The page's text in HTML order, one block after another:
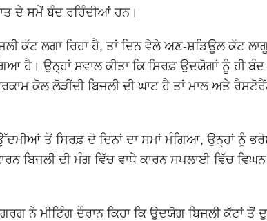
ਦੇ ਸਮੇਂ ਬੰਦ ਰਹਿੰਦੀਆਂ ਹਨ।
ਕੱਟ ਲਗਾ ਰਿਹਾ ਹੈ, ਤਾਂ ਦਿਨ ਵੇਲੇ ਅਣ-ਸ਼ਡਿਊਲ ਕੱਟ
ਹੈ। ਉਨ੍ਹਾਂ ਸਵਾਲ ਕੀਤਾ ਕਿ ਸਿਰਫ਼ ਉਦਯੋਗਾਂ ਨੂੰ ਹੀ ਬੰਦ
ਕੋਲ ਲੋੜੀਂਦੀ ਬਿਜਲੀ ਦੀ ਘਾਟ ਹੈ ਤਾਂ ਮਾਲ ਅਤੇ
ਤੋਂ ਸਿਰਫ਼ ਦੋ ਦਿਨਾਂ ਦਾ ਸਮਾਂ ਮੰਗਿਆ, ਉਨ੍ਹਾਂ ਨੂੰ
ਬਿਜਲੀ ਦੀ ਮੰਗ ਵਿੱਚ ਵਾਧੇ ਕਾਰਨ ਸਪਲਾਈ ਵਿੱਚ ਵਿਘਨ
ਮੀਟਿੰਗ ਦੌਰਾਨ ਕਿਹਾ ਕਿ ਉਦਯੋਗ ਬਿਜਲੀ ਕੱਟਾਂ ਤੋਂ